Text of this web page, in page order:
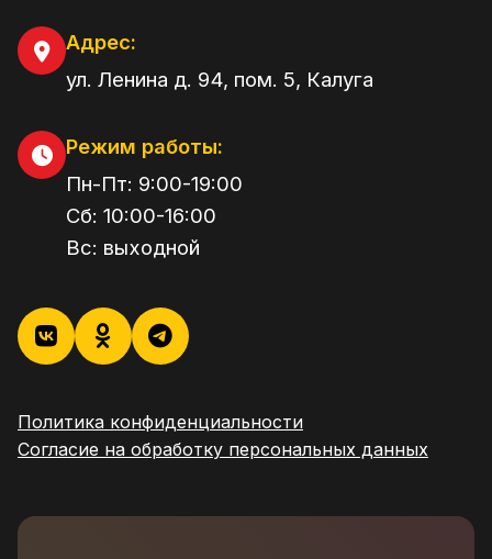
Адрес:
ул. Ленина д. 94, пом. 5, Калуга
Режим работы:
Пн-Пт: 9:00-19:00
Сб: 10:00-16:00
Вс: выходной
Политика конфиденциальности
Согласие на обработку персональных данных